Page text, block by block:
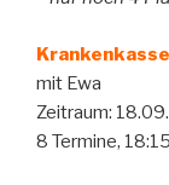
mit Ewa
Zeitraum:
8 Termine,